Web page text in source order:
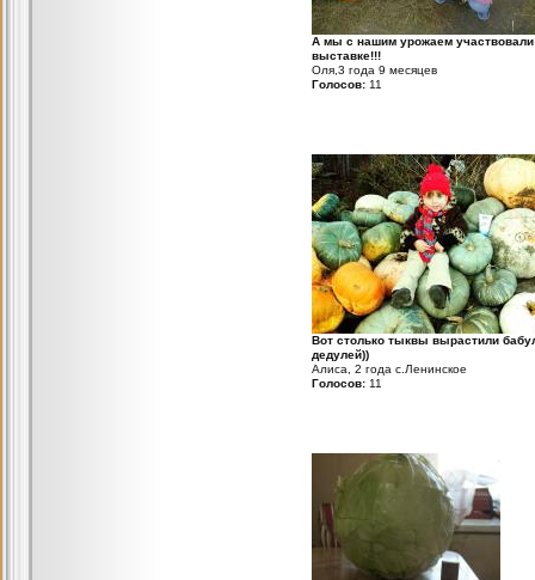
А мы с нашим урожаем участвовали
выставке!!!
Оля,3 года 9 месяцев
Голосов: 11
Вот столько тыквы вырастили
дедулей))
Алиса, 2 года с.Ленинское
Голосов: 11